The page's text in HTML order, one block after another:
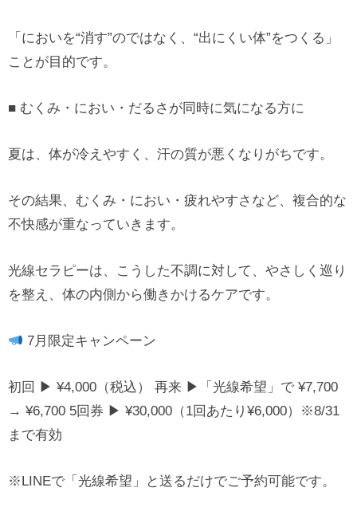
「においを“消す”のではなく、“出にくい体”をつくる」
ことが目的です。
■ むくみ・におい・だるさが同時に気になる方に
夏は、体が冷えやすく、汗の質が悪くなりがちです。
その結果、むくみ・におい・疲れやすさなど、複合的な
不快感が重なっていきます。
光線セラピーは、こうした不調に対して、やさしく巡り
を整え、体の内側から働きかけるケアです。
7月限定キャンペーン
初回 ▶︎ ¥4,000（税込） 再来 ▶︎「光線希望」で ¥7,700
→ ¥6,700 5回券 ▶︎ ¥30,000（1回あたり¥6,000）※8/31
まで有効
※LINEで「光線希望」と送るだけでご予約可能です。